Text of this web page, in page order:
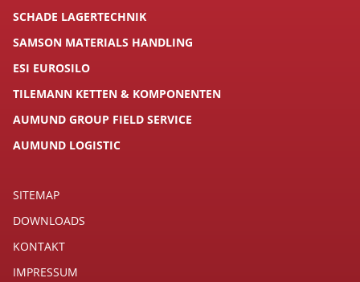
SCHADE LAGERTECHNIK
SAMSON MATERIALS HANDLING
ESI EUROSILO
TILEMANN KETTEN & KOMPONENTEN
AUMUND GROUP FIELD SERVICE
AUMUND LOGISTIC
SITEMAP
DOWNLOADS
KONTAKT
IMPRESSUM